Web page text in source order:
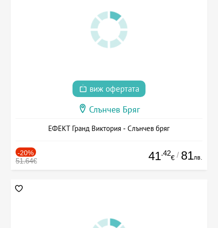
виж офертата
Слънчев Бряг
ЕФЕКТ Гранд Виктория - Слънчев бряг
-20%
51.64€ 41.42
€ / 81лв.